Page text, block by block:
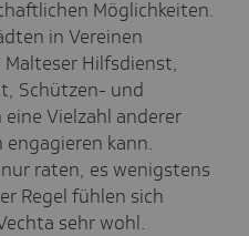
Möglichkeiten.
in Vereinen
Hilfsdienst,
Schützen- und
Vielzahl anderer
engagieren kann.
raten, es wenigstens
Regel fühlen sich
sehr wohl.